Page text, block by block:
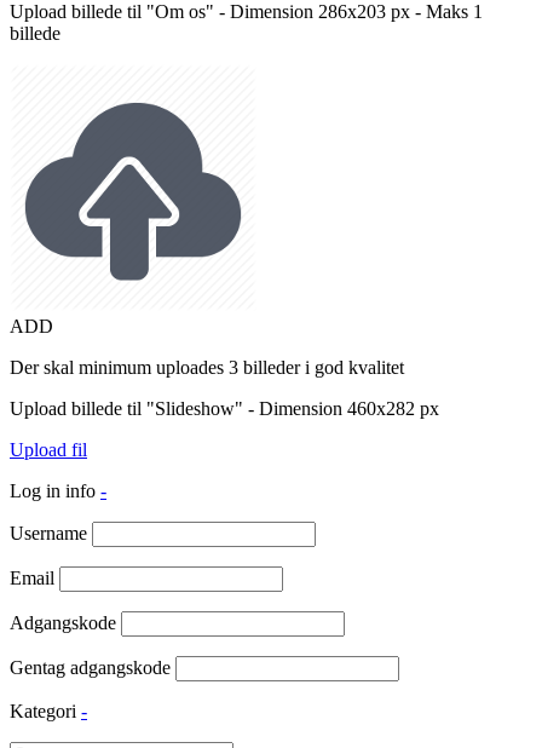
Upload billede til "Om os" - Dimension 286x203 px - Maks 1
billede
ADD
Der skal minimum uploades 3 billeder i god kvalitet
Upload billede til "Slideshow" - Dimension 460x282 px
Upload fil
Log in info -
Username
Email
Adgangskode
Gentag adgangskode
Kategori -